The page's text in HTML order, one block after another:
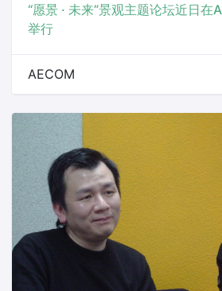
“愿景 · 未来”景观主题论坛近日在
举行
AECOM